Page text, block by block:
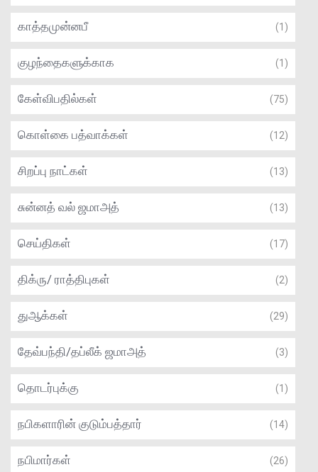
காத்தமுன்னபீ (1)
குழந்தைகளுக்காக (1)
கேள்விபதில்கள் (75)
கொள்கை பத்வாக்கள் (12)
சிறப்பு நாட்கள் (13)
சுன்னத் வல் ஜமாஅத் (13)
செய்திகள் (17)
திக்ரு/ ராத்திபுகள் (2)
துஆக்கள் (29)
தேவ்பந்தி/தப்லீக் ஜமாஅத் (3)
தொடர்புக்கு (1)
நபிகளாரின் குடும்பத்தார் (14)
நபிமார்கள் (26)